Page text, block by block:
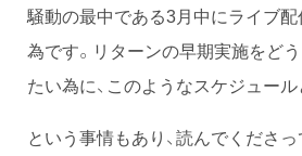
騒動の最中である3月中にライブ
為です。リターンの早期実施をど
たい為に、このようなスケジュー
という事情もあり、読んでくださ